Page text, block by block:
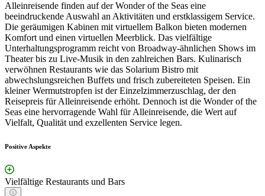
Alleinreisende finden auf der Wonder of the Seas eine
beeindruckende Auswahl an Aktivitäten und erstklassigem Service.
Die geräumigen Kabinen mit virtuellem Balkon bieten modernen
Komfort und einen virtuellen Meerblick. Das vielfältige
Unterhaltungsprogramm reicht von Broadway-ähnlichen Shows im
Theater bis zu Live-Musik in den zahlreichen Bars. Kulinarisch
verwöhnen Restaurants wie das Solarium Bistro mit
abwechslungsreichen Buffets und frisch zubereiteten Speisen. Ein
kleiner Wermutstropfen ist der Einzelzimmerzuschlag, der den
Reisepreis für Alleinreisende erhöht. Dennoch ist die Wonder of the
Seas eine hervorragende Wahl für Alleinreisende, die Wert auf
Vielfalt, Qualität und exzellenten Service legen.
Positive Aspekte
Vielfältige Restaurants und Bars